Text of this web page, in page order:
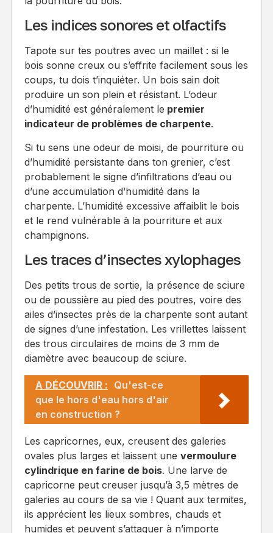
Les indices sonores et olfactifs
Tapote sur tes poutres avec un maillet : si le
bois sonne creux ou s’effrite facilement sous les
coups, tu dois t’inquiéter. Un bois sain doit
produire un son plein et résistant. L’odeur
d’humidité est généralement le premier
indicateur de problèmes de charpente.
Si tu sens une odeur de moisi, de pourriture ou
d’humidité persistante dans ton grenier, c’est
probablement le signe d’infiltrations d’eau ou
d’une accumulation d’humidité dans la
charpente. L’humidité excessive affaiblit le bois
et le rend vulnérable à la pourriture et aux
champignons.
Les traces d’insectes xylophages
Des petits trous de sortie, la présence de sciure
ou de poussière au pied des poutres, voire des
ailes d’insectes près de la charpente sont autant
de signes d’une infestation. Les vrillettes laissent
des trous circulaires de moins de 3 mm de
diamètre avec beaucoup de sciure.
A DÉCOUVRIR : Qu'est-ce
que le hors d'eau hors d'air
en construction ?
Les capricornes, eux, creusent des galeries
ovales plus larges et laissent une vermoulure
cylindrique en farine de bois. Une larve de
capricorne peut creuser jusqu’à 3,5 mètres de
galeries au cours de sa vie ! Quant aux termites,
ils apprécient les lieux sombres, chauds et
humides et peuvent s’attaquer à n’importe